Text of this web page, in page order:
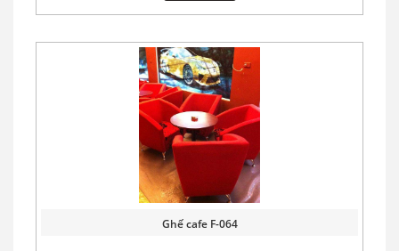
Ghế cafe F-064